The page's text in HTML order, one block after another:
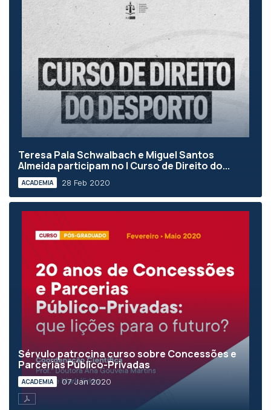
Teresa Pala Schwalbach e Miguel Santos
Almeida participam no I Curso de Direito do...
ACADEMIA 28 Feb 2020
Sérvulo patrocina curso sobre Concessões e
Parcerias Público-Privadas
ACADEMIA 07 Jan 2020